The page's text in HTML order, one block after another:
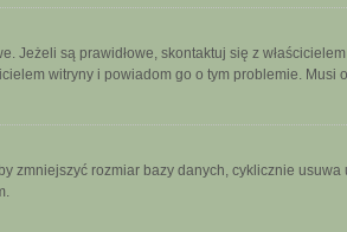
Jeżeli są prawidłowe, skontaktuj się z
witryny i powiadom go o tym problemie. Musi
rozmiar bazy danych, cyklicznie